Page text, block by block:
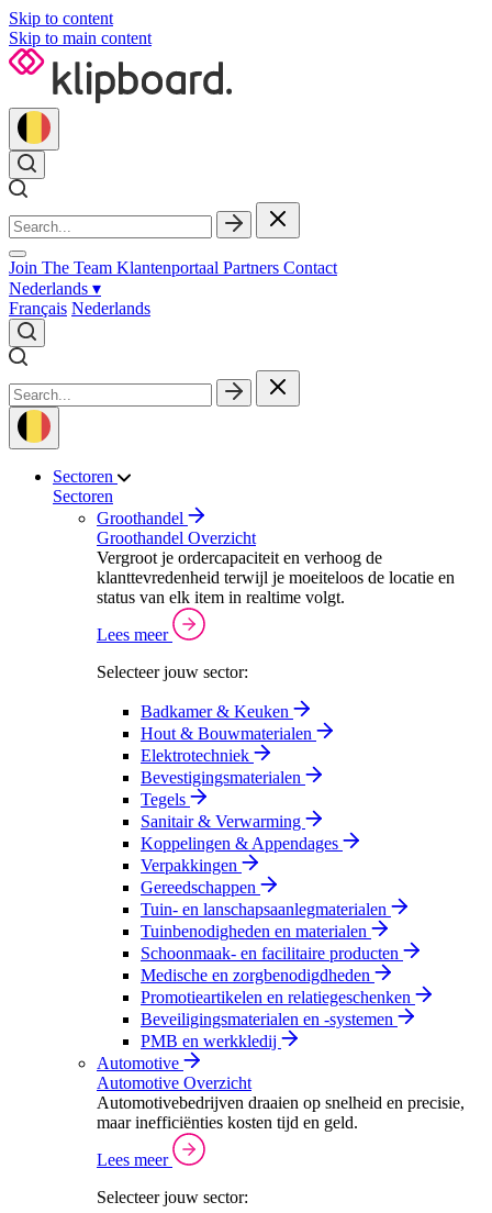
Skip to content
Skip to main content
Join The Team Klantenportaal Partners Contact
Nederlands ▾
Français Nederlands
Sectoren
Sectoren
Groothandel
Groothandel Overzicht
Vergroot je ordercapaciteit en verhoog de
klanttevredenheid terwijl je moeiteloos de locatie en
status van elk item in realtime volgt.
Lees meer
Selecteer jouw sector:
Badkamer & Keuken
Hout & Bouwmaterialen
Elektrotechniek
Bevestigingsmaterialen
Tegels
Sanitair & Verwarming
Koppelingen & Appendages
Verpakkingen
Gereedschappen
Tuin- en lanschapsaanlegmaterialen
Tuinbenodigheden en materialen
Schoonmaak- en facilitaire producten
Medische en zorgbenodigdheden
Promotieartikelen en relatiegeschenken
Beveiligingsmaterialen en -systemen
PMB en werkkledij
Automotive
Automotive Overzicht
Automotivebedrijven draaien op snelheid en precisie,
maar inefficiënties kosten tijd en geld.
Lees meer
Selecteer jouw sector: